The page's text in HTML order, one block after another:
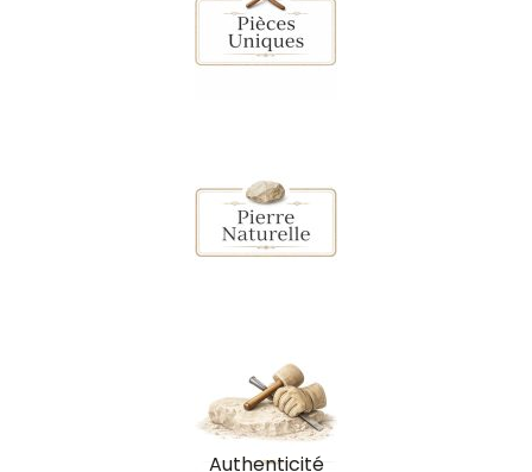
Authenticité